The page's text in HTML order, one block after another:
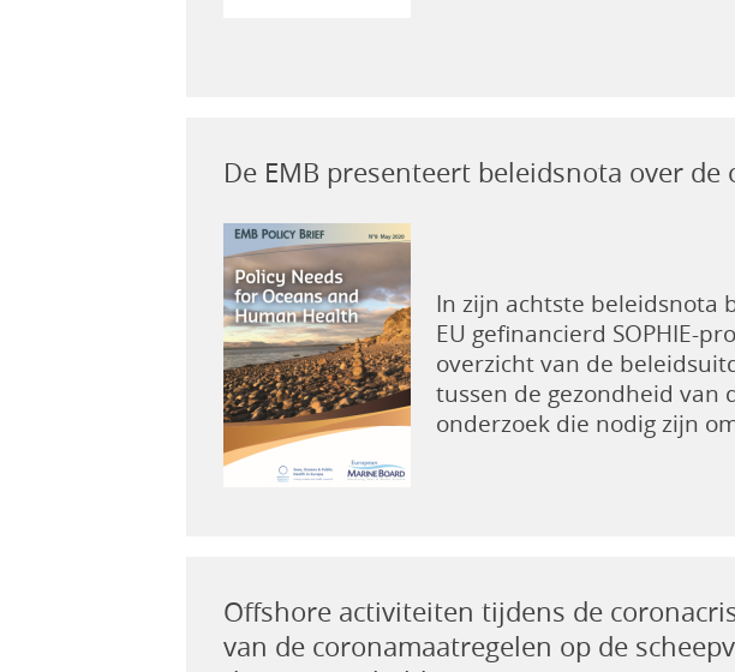
De EMB presenteert beleidsnota over
In zijn achtste beleidsnota
EU gefinancierd SOPHIE-
overzicht van de
tussen de gezondheid van
onderzoek die nodig zijn
Offshore activiteiten tijdens de
van de coronamaatregelen op de